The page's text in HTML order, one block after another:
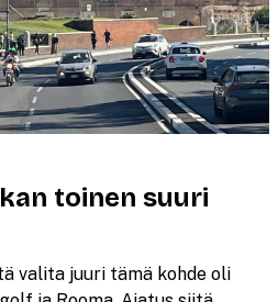
toinen suuri
valita juuri tämä kohde oli